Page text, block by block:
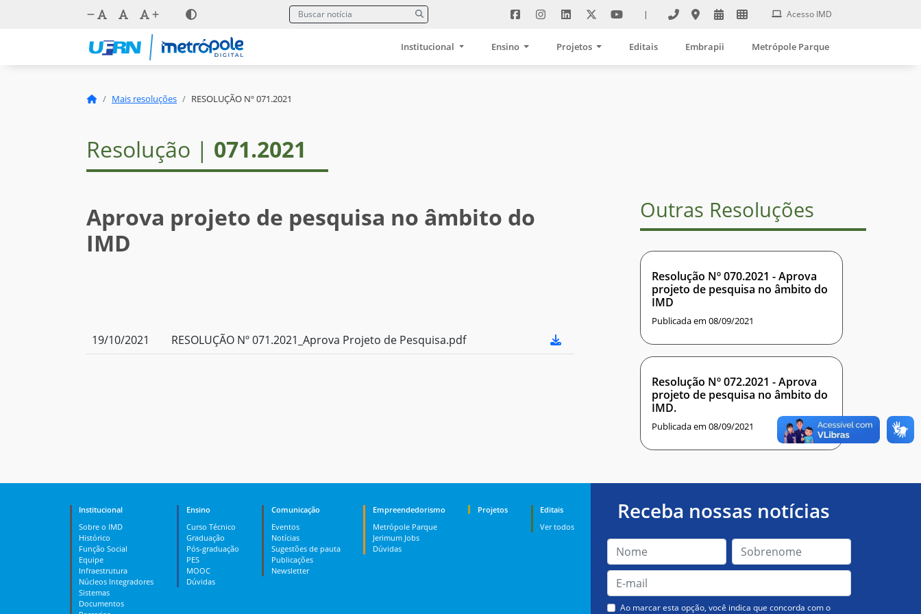
| Acesso IMD
Institucional Ensino Projetos Editais Embrapii Metrópole Parque
Mais resoluções RESOLUÇÃO Nº 071.2021
Resolução | 071.2021
Aprova projeto de pesquisa no âmbito do
IMD
19/10/2021 RESOLUÇÃO Nº 071.2021_Aprova Projeto de Pesquisa.pdf
Outras Resoluções
Resolução Nº 070.2021 - Aprova
projeto de pesquisa no âmbito do
IMD
Publicada em 08/09/2021
Resolução Nº 072.2021 - Aprova
projeto de pesquisa no âmbito do
IMD.
Publicada em 08/09/2021
Institucional
Sobre o IMD
Histórico
Função Social
Equipe
Infraestrutura
Núcleos Integradores
Sistemas
Documentos
Ensino
Curso Técnico
Graduação
Pós-graduação
PES
MOOC
Dúvidas
Comunicação
Eventos
Notícias
Sugestões de pauta
Publicações
Newsletter
Empreendedorismo
Metrópole Parque
Jerimum Jobs
Dúvidas
Projetos
Editais
Ver todos
Receba nossas notícias
Ao marcar esta opção, você indica que concorda com o